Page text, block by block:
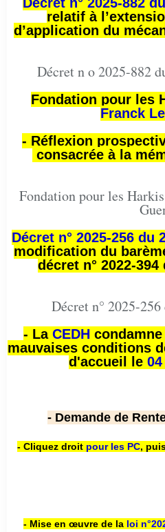
relatif à
d’application du
Décret n o 2025-882
Fondation pour les
Franck
- Réflexion
consacrée à la
Fondation pour les
Décret n° 2025-256 du
modification du
décret n° 2022-
Décret n° 2025-
- La CEDH
mauvaises conditions
d'accueil le
- Demande de
- Cliquez droit pour les PC,
- Mise en œuvre de la loi n